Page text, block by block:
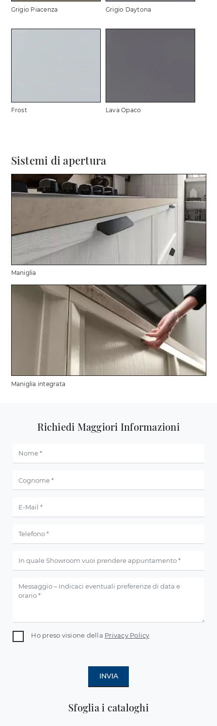
Grigio Piacenza Grigio Daytona
Frost Lava Opaco
Sistemi di apertura
Maniglia
Maniglia integrata
Sfoglia i cataloghi
Richiedi Maggiori Informazioni
Ho preso visione della Privacy Policy
INVIA